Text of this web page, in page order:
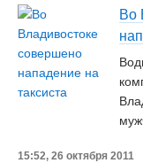
Во
15:52, 26 октября 2011